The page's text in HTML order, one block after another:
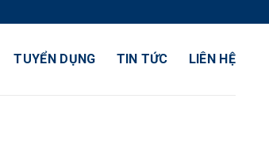
TUYỂN DỤNG TIN TỨC LIÊN HỆ